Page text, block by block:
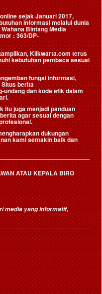
sejak Januari 2017,
informasi melalui dunia
Wahana Bintang Media
: 363/DP-
Klikwarta.com terus
kebutuhan pembaca sesuai
fungsi informasi,
berita
undang dan kode etik dalam
itu juga menjadi panduan
agar sesuai dengan
dukungan
kami semakin baik dan
ATAU KEPALA BIRO
media yang informatif,